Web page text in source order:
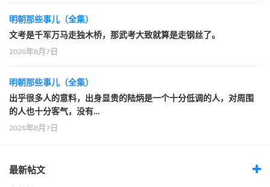
明朝那些事儿（全集）
文考是千军万马走独木桥，那武考大致就算是走钢丝了。
2026年8月7日
明朝那些事儿（全集）
出乎很多人的意料，出身显贵的陆炳是一个十分低调的人，对周围
的人也十分客气，没有…
2026年8月7日
最新帖文